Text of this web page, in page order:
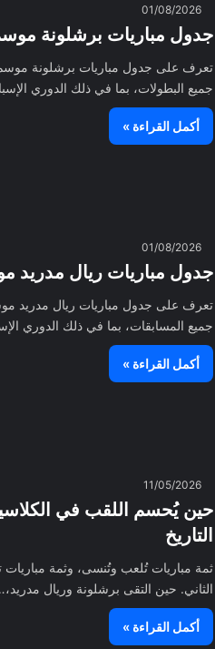
01/08/2026
جدول مباريات برشلونة موسم 2026-2027 كاملاً
جميع البطولات، بما في ذلك الدوري
أكمل القراءة »
01/08/2026
جدول مباريات ريال مدريد موسم 2026-2027 كاملاً
جميع المسابقات، بما في ذلك الدوري
أكمل القراءة »
11/05/2026
حين يُحسم اللقب في
التاريخ
ثمة مباريات تُلعب وتُنسى، وثمة مباريات
الثاني. حين التقى برشلونة وريال
أكمل القراءة »